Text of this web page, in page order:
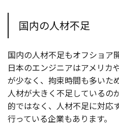
国内の人材不足
国内の人材不足もオフショア
日本のエンジニアはアメリカ
が少なく、拘束時間も多いた
人材が大きく不足しているの
的ではなく、人材不足に対応
行っている企業もあります。